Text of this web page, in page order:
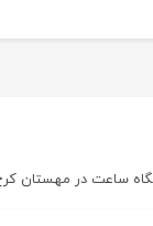
ساعت در مهستان